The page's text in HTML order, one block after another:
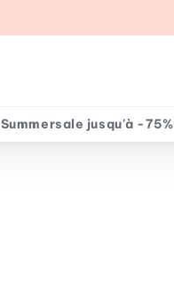
Summersale jusqu'à -75%